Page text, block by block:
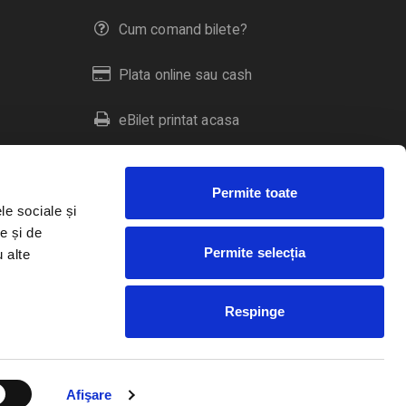
sociale și
și de
alte
Afişare
Permite toate
Permite selecția
Respinge
Cum comand bilete?
Plata online sau cash
eBilet printat acasa
Livrare prin curier
Duplicare bilete